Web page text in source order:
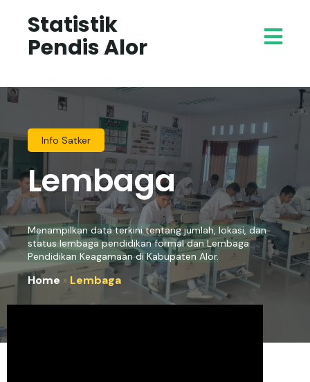
Statistik
Pendis Alor
Info Satker
Lembaga
Menampilkan data terkini tentang jumlah, lokasi, dan
status lembaga pendidikan formal dan Lembaga
Pendidikan Keagamaan di Kabupaten Alor.
Home » Lembaga